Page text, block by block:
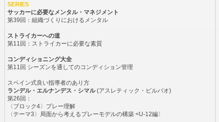
SERIES
サッカーに必要なメンタル・マネジメント
第39回：組織づくりにおけるメンタル
ストライカーへの道
第11回：ストライカーに必要な素質
コンディショニング大全
第11回 シーズンを通してのコンディション管理
スペイン式良い指導者のあり方
ランデル・エルナンデス・シマル(アスレティック・ビルバオ)
第26回：
〈ブロック4〉プレー理解
〈テーマ3〉局面から考えるプレーモデルの構築 <U-12編〉